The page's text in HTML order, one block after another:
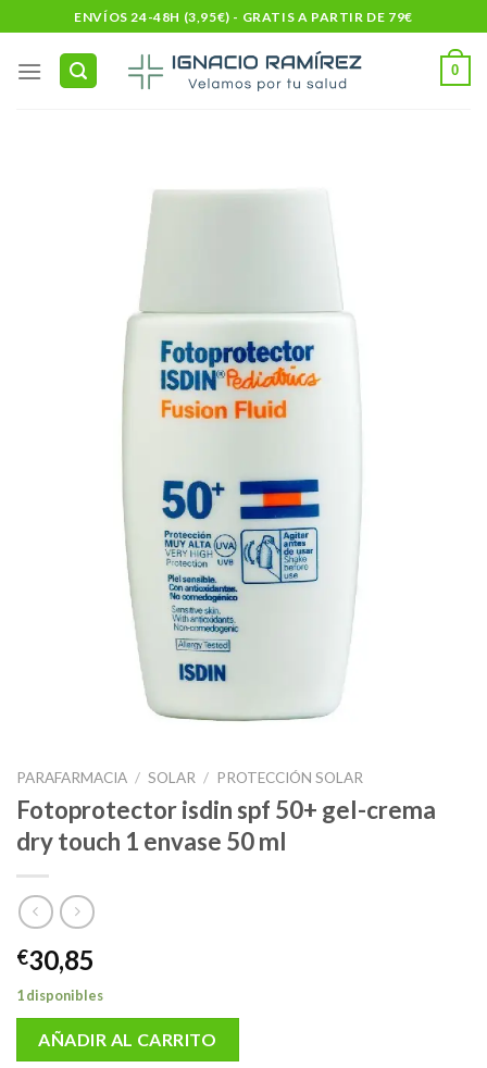
to
content
ENVÍOS 24-48H (3,95€) - GRATIS A PARTIR DE 79€
0
PARAFARMACIA / SOLAR / PROTECCIÓN SOLAR
Fotoprotector isdin spf 50+ gel-crema
dry touch 1 envase 50 ml
€30,85
1 disponibles
AÑADIR AL CARRITO